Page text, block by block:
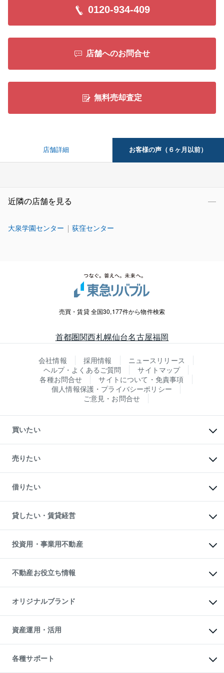
0120-934-409
店舗へのお問合せ
無料売却査定
店舗詳細 お客様の声（６ヶ月以前）
近隣の店舗を見る
大泉学園センター 荻窪センター
売買・賃貸 全国30,177件から物件検索
首都圏関西札幌仙台名古屋福岡
会社情報 採用情報
ニュースリリース
ヘルプ・よくあるご質問
サイトマップ
各種お問合せ
サイトについて・免責事項
個人情報保護・プライバシーポリシー
ご意見・お問合せ
買いたい
新築・分譲マンションの購入
中古マンションの購入
一戸建ての購入
中古一戸建ての購入
不動産購入の流れ
注目キーワード物件特集
購入ガイド
English 繁体中文簡体中文
売りたい
一戸建ての売却・査定
土地の売却・査定
スピードAI査定
不動産査定について
不動産売却の流れ
不動産買換えの流れ
売却ガイド
借りたい
オフィス・店舗の賃貸
借りるときの流れ
借りるガイド
貸したい・賃貸経営
マンション賃料データ
賃貸管理プラン
リロケーションについて
貸すガイド
投資用・事業用不動産
事業用不動産
マンション投資
投資用マンション
アパート経営
収益物件
ビル購入（ビル一棟）
投資用不動産の売却査定
事業用不動産の売却査定
不動産お役立ち情報
マンションライブラリー
人気マンションランキング
暮らしに役立つ不動産メディア
不動産相場・不動産価格情報
不動産コラム・ニュース
不動産用語集
不動産なんでもネット相談室
住まいの税金
オリジナルブランド
一棟リノベーションマンション
L`GENTE（ルジェンテ）
区分リノベーションマンション
投資用一棟レジデンスWELL
資産運用・活用
不動産M&A
アセットマネジメント・出資
各種サポート